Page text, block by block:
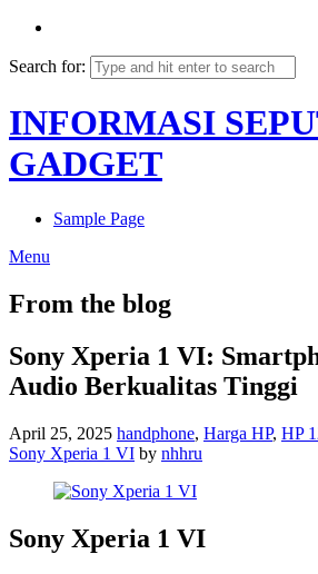
Search for:
INFORMASI
GADGET
Sample Page
Menu
From the blog
Sony Xperia 1 VI:
Audio Berkualitas Tinggi
April 25, 2025 handphone, Harga HP, HP
Sony Xperia 1 VI by nhhru
Sony Xperia 1 VI